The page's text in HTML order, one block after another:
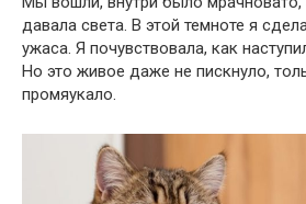
давала света. В этой темноте я
ужаса. Я почувствовала, как
Но это живое даже не пискнуло,
промяукало.